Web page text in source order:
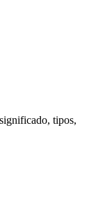
tipos,